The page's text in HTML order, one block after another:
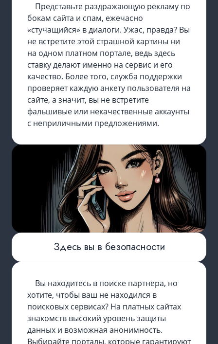
Представьте раздражающую рекламу по
бокам сайта и спам, ежечасно
«стучащийся» в диалоги. Ужас, правда? Вы
не встретите этой страшной картины ни
на одном платном портале, ведь здесь
ставку делают именно на сервис и его
качество. Более того, служба поддержки
проверяет каждую анкету пользователя на
сайте, а значит, вы не встретите
фальшивые или некачественные аккаунты
с неприличными предложениями.
Здесь вы в безопасности
Вы находитесь в поиске партнера, но
хотите, чтобы ваш не находился в
поисковых сервисах? На платных сайтах
знакомств высокий уровень защиты
данных и возможная анонимность.
Выбирайте порталы, которые гарантируют